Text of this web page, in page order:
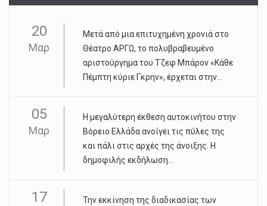
20
Μαρ
Μετά από μια επιτυχημένη χρονιά στο
Θέατρο ΑΡΓΩ, το πολυβραβευμένο
αριστούργημα του Τζεφ Μπάρον «Κάθε
Πέμπτη κύριε Γκρην», έρχεται στην...
05
Μαρ
Η μεγαλύτερη έκθεση αυτοκινήτου στην
Βόρειο Ελλάδα ανοίγει τις πύλες της
και πάλι στις αρχές της άνοιξης. Η
δημοφιλής εκδήλωση...
17
Την εκκίνηση της διαδικασίας των